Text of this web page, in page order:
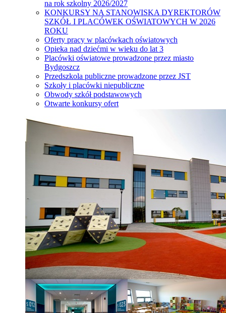
na rok szkolny 2026/2027
KONKURSY NA STANOWISKA DYREKTORÓW
SZKÓŁ I PLACÓWEK OŚWIATOWYCH W 2026
ROKU
Oferty pracy w placówkach oświatowych
Opieka nad dziećmi w wieku do lat 3
Placówki oświatowe prowadzone przez miasto
Bydgoszcz
Przedszkola publiczne prowadzone przez JST
Szkoły i placówki niepubliczne
Obwody szkół podstawowych
Otwarte konkursy ofert